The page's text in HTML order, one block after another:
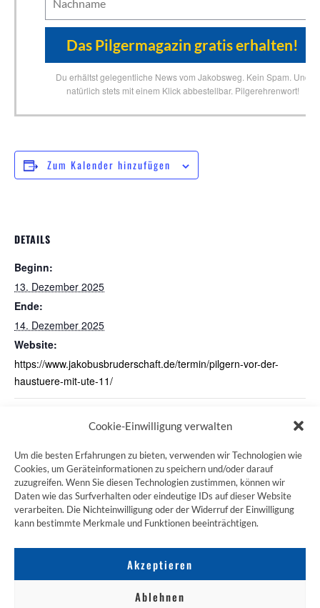
Cookie-Einwilligung verwalten
Um die besten Erfahrungen zu bieten, verwenden wir Technologien wie
Cookies, um Geräteinformationen zu speichern und/oder darauf
zuzugreifen. Wenn Sie diesen Technologien zustimmen, können wir
Daten wie das Surfverhalten oder eindeutige IDs auf dieser Website
verarbeiten. Die Nichteinwilligung oder der Widerruf der Einwilligung
kann bestimmte Merkmale und Funktionen beeinträchtigen.
Akzeptieren
Ablehnen
Du erhältst gelegentliche News vom Jakobsweg. Kein Spam. Und
natürlich stets mit einem Klick abbestellbar. Pilgerehrenwort!
Zum Kalender hinzufügen
DETAILS
Beginn:
13. Dezember 2025
Ende:
14. Dezember 2025
Website:
https://www.jakobusbruderschaft.de/termin/pilgern-vor-der-
haustuere-mit-ute-11/
Schweigend um die Alster Pilgern
ZUM JAKOBSWEG SHOP